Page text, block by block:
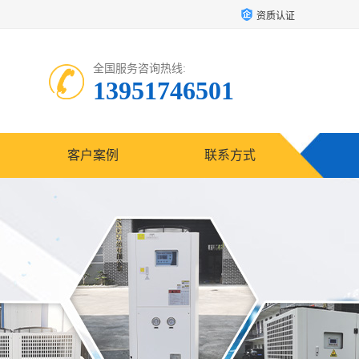
资质认证
全国服务咨询热线:
13951746501
客户案例 联系方式